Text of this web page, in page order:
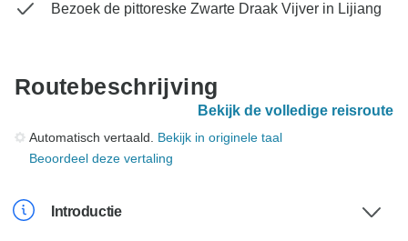
Bezoek de pittoreske Zwarte Draak Vijver in Lijiang
Routebeschrijving
Bekijk de volledige reisroute
Automatisch vertaald. Bekijk in originele taal
Beoordeel deze vertaling
Introductie